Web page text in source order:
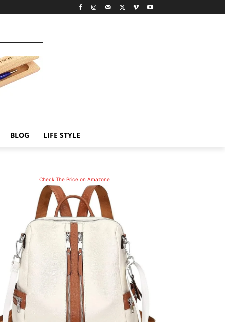
BLOG LIFE STYLE
Check The Price on Amazone